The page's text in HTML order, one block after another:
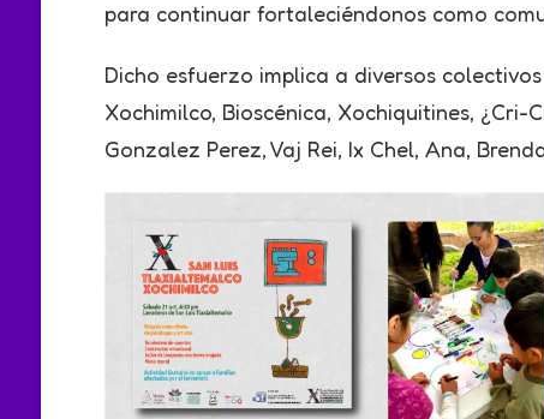
para continuar fortaleciéndonos como
Dicho esfuerzo implica a diversos
Xochimilco, Bioscénica, Xochiquitines,
Gonzalez Perez, Vaj Rei, Ix Chel, Ana,